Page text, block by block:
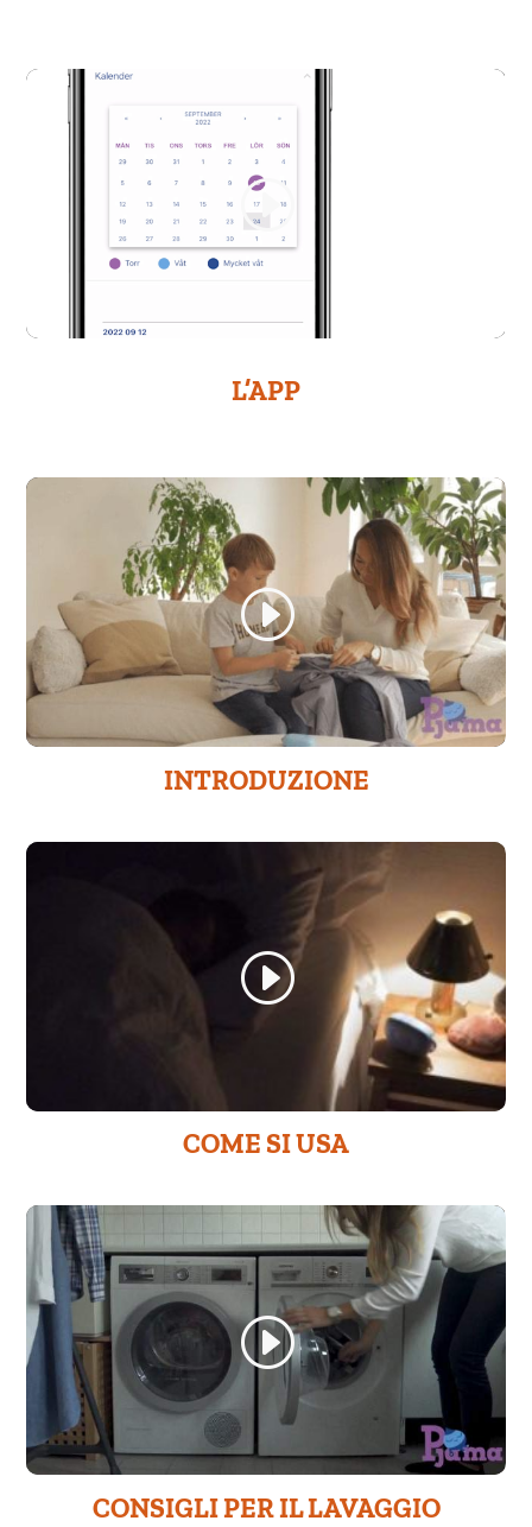
L’APP
INTRODUZIONE
COME SI USA
CONSIGLI PER IL LAVAGGIO